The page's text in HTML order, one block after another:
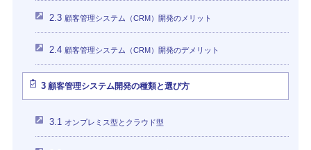
2.3 顧客管理システム（CRM）開発のメリット
2.4 顧客管理システム（CRM）開発のデメリット
3顧客管理システム開発の種類と選び方
3.1 オンプレミス型とクラウド型